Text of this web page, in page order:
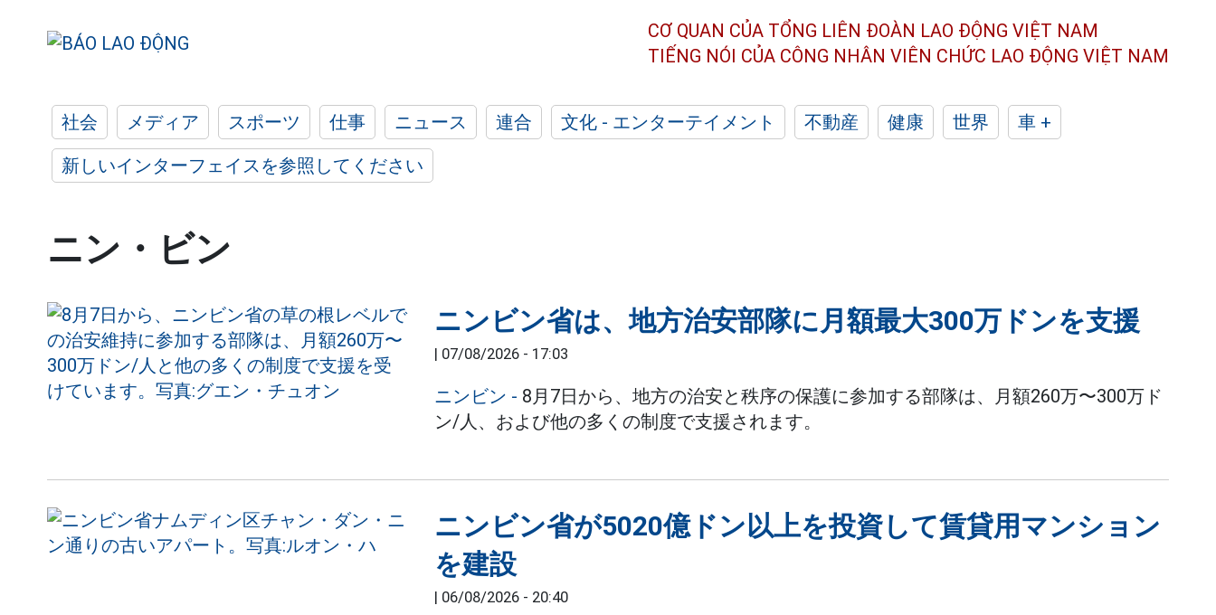
CƠ QUAN CỦA TỔNG LIÊN ĐOÀN LAO ĐỘNG VIỆT NAM
TIẾNG NÓI CỦA CÔNG NHÂN VIÊN CHỨC LAO ĐỘNG VIỆT NAM
社会 メディア スポーツ 仕事 ニュース 連合 文化 - エンターテイメント 不動産 健康 世界
車 +
新しいインターフェイスを参照してください
ニン・ビン
ニンビン省は、地方治安部隊に月額最大300万ドンを支援
| 07/08/2026 - 17:03
ニンビン - 8月7日から、地方の治安と秩序の保護に参加する部隊は、月額260万〜300万ド
ン/人、および他の多くの制度で支援されます。
ニンビン省が5020億ドン以上を投資して賃貸用マンション
を建設
| 06/08/2026 - 20:40